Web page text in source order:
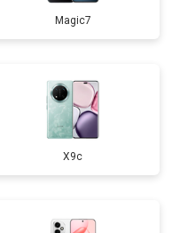
Magic7
X9c